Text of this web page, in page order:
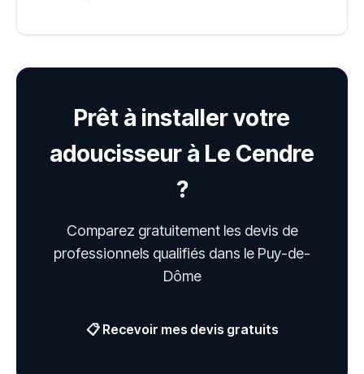
Prêt à installer votre
adoucisseur à Le Cendre
?
Comparez gratuitement les devis de
professionnels qualifiés dans le Puy-de-
Dôme
📋 Recevoir mes devis gratuits